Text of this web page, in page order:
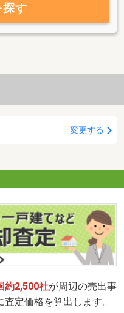
す
変更する
約2,500社が周辺の売出事
定価格を算出します。